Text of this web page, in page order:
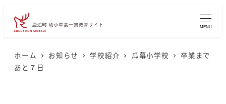
MENU
ホーム お知らせ 学校紹介 瓜幕小学校
卒業まで
あと７日